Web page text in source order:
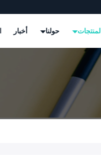
المنتجات حولنا أخبار